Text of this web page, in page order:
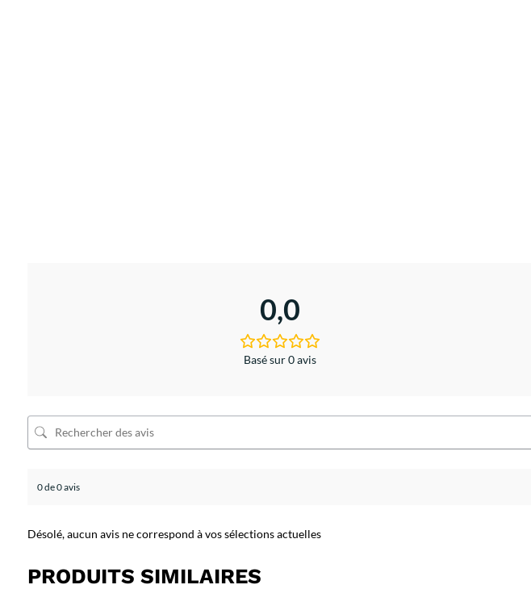
0,0
Basé sur 0 avis
0 de 0 avis
Désolé, aucun avis ne correspond à vos sélections actuelles
PRODUITS SIMILAIRES